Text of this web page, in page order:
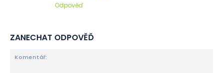
Odpověď
ZANECHAT ODPOVĚĎ